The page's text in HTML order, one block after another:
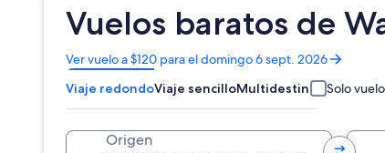
Vuelos baratos de
Ver vuelo a $120 para el domingo 6 sept. 2026
Se
abrirá
en
una
ventana
Viaje redondoViaje sencilloMultidestino Solo
Origen